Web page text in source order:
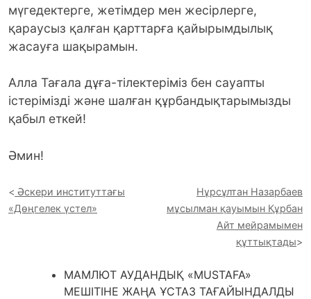
мүгедектерге, жетімдер мен жесірлерге,
қараусыз қалған қарттарға қайырымдылық
жасауға шақырамын.
Алла Тағала дұға-тілектеріміз бен сауапты
істерімізді және шалған құрбандықтарымызды
қабыл еткей!
Әмин!
Әскери институттағы
«Дөңгелек үстел»
Нұрсұлтан Назарбаев
мұсылман қауымын Құрбан
Айт мейрамымен
құттықтады
МАМЛЮТ АУДАНДЫҚ «MUSTAFA»
МЕШІТІНЕ ЖАҢА ҰСТАЗ ТАҒАЙЫНДАЛДЫ